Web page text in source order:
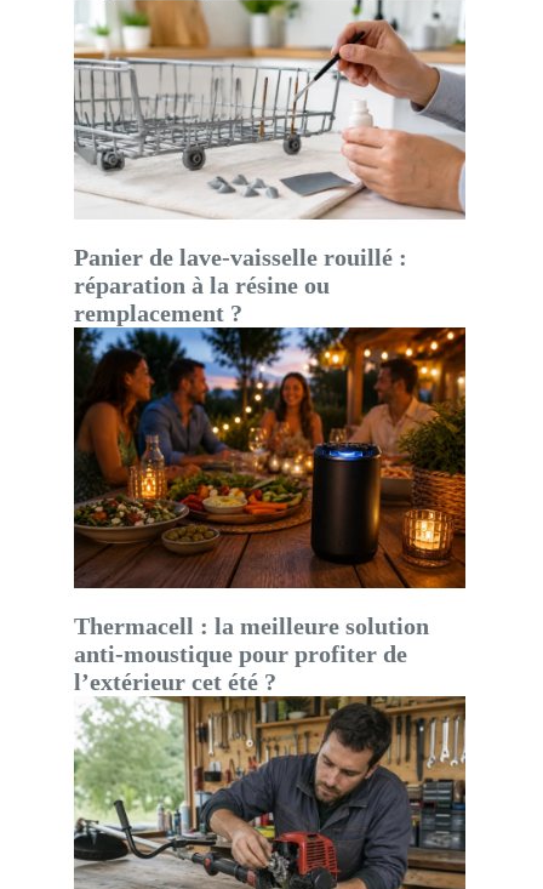
Panier de lave-vaisselle rouillé :
réparation à la résine ou
remplacement ?
Thermacell : la meilleure solution
anti-moustique pour profiter de
l’extérieur cet été ?